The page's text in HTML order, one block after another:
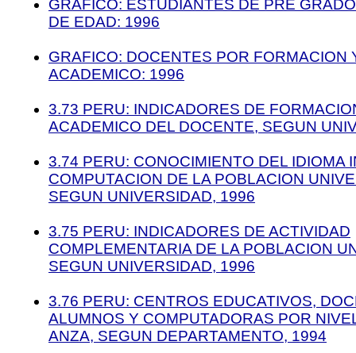
GRAFICO: ESTUDIANTES DE PRE
DE EDAD: 1996
GRAFICO: DOCENTES POR FORMACION
ACADEMICO: 1996
3.73 PERU: INDICADORES DE
ACADEMICO DEL DOCENTE, SEGUN
3.74 PERU: CONOCIMIENTO DEL IDIOMA
COMPUTACION DE LA POBLACION
SEGUN UNIVERSIDAD, 1996
3.75 PERU: INDICADORES DE ACTIVIDAD
COMPLEMENTARIA DE LA POBLACION
SEGUN UNIVERSIDAD, 1996
3.76 PERU: CENTROS EDUCATIVOS,
ALUMNOS Y COMPUTADORAS POR
ANZA, SEGUN DEPARTAMENTO, 1994